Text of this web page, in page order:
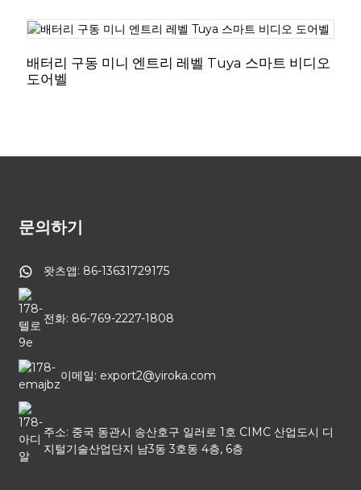
배터리 구동 미니 엔트리 레벨 Tuya 스마트 비디오
도어벨
문의하기
왓츠앱: 86-13631729175
전화: 86-769-2227-1808
이메일: export2@yiroka.com
주소: 중국 동관시 송산호구 일러로 1호 CIMC 산업도시 디
지털기술산업단지 남3동 3호동 4층, 6층